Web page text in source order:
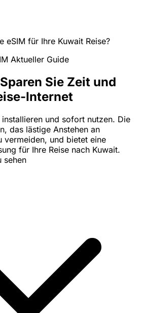
eSIM für Ihre Kuwait Reise?
Aktueller Guide
Sie Zeit und
Internet
und sofort nutzen. Die
das lästige Anstehen an
vermeiden, und bietet eine
für Ihre Reise nach Kuwait.
sehen